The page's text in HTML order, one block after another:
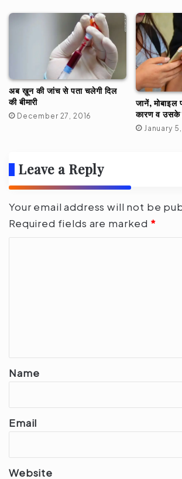
अब ख़ून की जांच से पता चलेगी दिल
की बीमारी
December 27, 2016
जानें,
कारण व उसके
January
Leave a Reply
Your email address will not be
Required fields are marked *
*
Name
Email
Website